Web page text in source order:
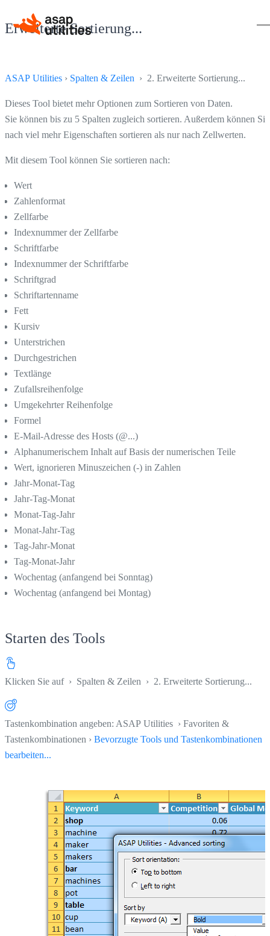
Erweiterte Sortierung...
ASAP Utilities › Spalten & Zeilen › 2. Erweiterte Sortierung...
Dieses Tool bietet mehr Optionen zum Sortieren von Daten.
Sie können bis zu 5 Spalten zugleich sortieren. Außerdem können Sie
nach viel mehr Eigenschaften sortieren als nur nach Zellwerten.
Mit diesem Tool können Sie sortieren nach:
Wert
Zahlenformat
Zellfarbe
Indexnummer der Zellfarbe
Schriftfarbe
Indexnummer der Schriftfarbe
Schriftgrad
Schriftartenname
Fett
Kursiv
Unterstrichen
Durchgestrichen
Textlänge
Zufallsreihenfolge
Umgekehrter Reihenfolge
Formel
E-Mail-Adresse des Hosts (@...)
Alphanumerischem Inhalt auf Basis der numerischen Teile
Wert, ignorieren Minuszeichen (-) in Zahlen
Jahr-Monat-Tag
Jahr-Tag-Monat
Monat-Tag-Jahr
Monat-Jahr-Tag
Tag-Jahr-Monat
Tag-Monat-Jahr
Wochentag (anfangend bei Sonntag)
Wochentag (anfangend bei Montag)
Starten des Tools
Klicken Sie auf › Spalten & Zeilen › 2. Erweiterte Sortierung...
Tastenkombination angeben: ASAP Utilities › Favoriten &
Tastenkombinationen › Bevorzugte Tools und Tastenkombinationen
bearbeiten...